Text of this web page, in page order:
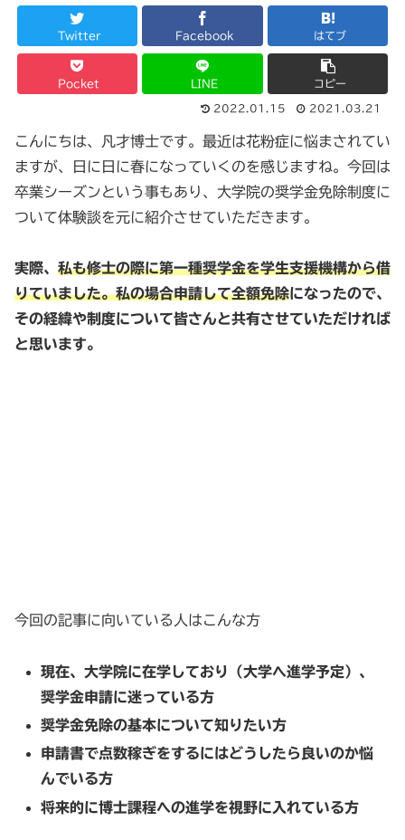
Twitter Facebook はてブ
Pocket LINE コピー
2022.01.15 2021.03.21
こんにちは、凡才博士です。最近は花粉症に悩まされてい
ますが、日に日に春になっていくのを感じますね。今回は
卒業シーズンという事もあり、大学院の奨学金免除制度に
ついて体験談を元に紹介させていただきます。
実際、 私も修士の際に第一種奨学金を学生支援機構から借
りていました。私の場合申請して全額免除になったので、
その経緯や制度について皆さんと共有させていただければ
と思います。
今回の記事に向いている人はこんな方
現在、大学院に在学しており（大学へ進学予定）、
奨学金申請に迷っている方
奨学金免除の基本について知りたい方
申請書で点数稼ぎをするにはどうしたら良いのか悩
んでいる方
将来的に博士課程への進学を視野に入れている方